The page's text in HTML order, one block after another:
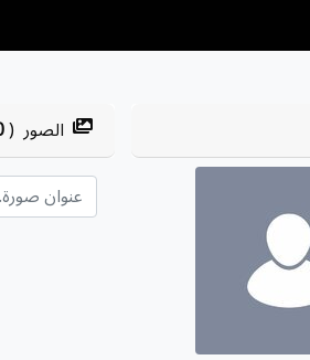
الصور (